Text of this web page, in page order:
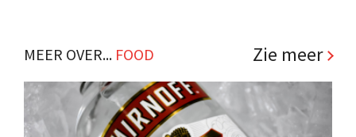
MEER OVER... FOOD Zie meer